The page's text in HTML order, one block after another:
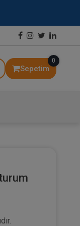
Sepetim
0